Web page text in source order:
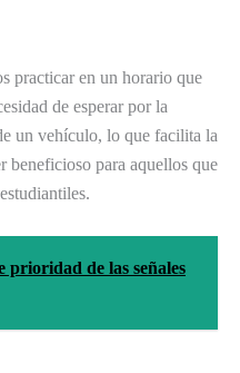
practicar en un horario que
de esperar por la
un vehículo, lo que facilita la
beneficioso para aquellos que
prioridad de las señales